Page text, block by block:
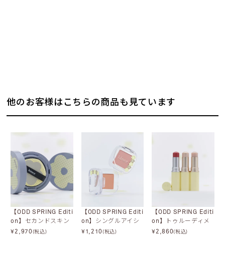
他のお客様はこちらの商品も見ています
【ODD SPRING Editi
on】セカンドスキン
メッシュマットクッ
¥2,970(税込)
【ODD SPRING Editi
on】シングルアイシ
ャドウ
¥1,210(税込)
【ODD SPRING Editi
on】トゥルーディメ
ンションラディアン
¥2,860(税込)